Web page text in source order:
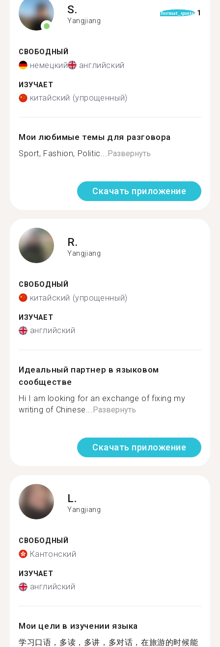
S.
Yangjiang
format_quote 1
СВОБОДНЫЙ
немецкий английский
ИЗУЧАЕТ
китайский (упрощенный)
Мои любимые темы для разговора
Sport, Fashion, Politic...Развернуть
Скачать приложение
R.
Yangjiang
СВОБОДНЫЙ
китайский (упрощенный)
ИЗУЧАЕТ
английский
Идеальный партнер в языковом
сообществе
Hi I am looking for an exchange of fixing my
writing of Chinese...Развернуть
Скачать приложение
L.
Yangjiang
СВОБОДНЫЙ
Кантонский
ИЗУЧАЕТ
английский
Мои цели в изучении языка
学习口语，多读，多讲，多对话，在旅游的时候能